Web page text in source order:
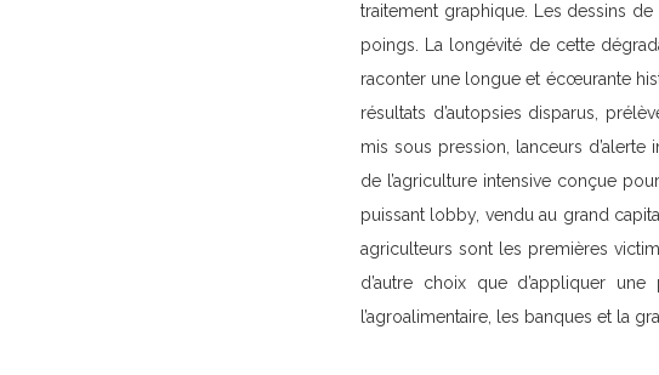
traitement graphique. Les dessins
poings. La longévité de cette
raconter une longue et écœurante
résultats d’autopsies disparus,
mis sous pression, lanceurs
de l’agriculture intensive conçue
puissant lobby, vendu au grand
agriculteurs sont les premières
d’autre choix que d’appliquer
l’agroalimentaire, les banques et la